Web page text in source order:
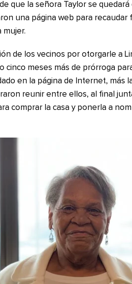
que la señora Taylor se quedará
una página web para recaudar
mujer.
de los vecinos por otorgarle a
cinco meses más de prórroga
en la página de Internet, más
reunir entre ellos, al final
comprar la casa y ponerla a